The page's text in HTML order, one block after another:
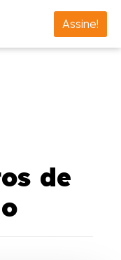
Assine!
de